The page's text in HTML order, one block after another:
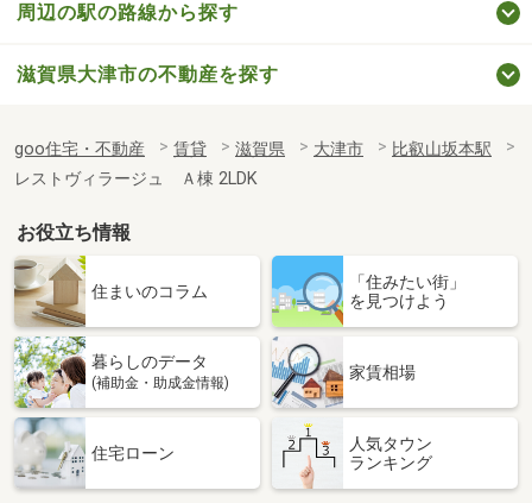
周辺の駅の路線から探す
滋賀県大津市の不動産を探す
goo住宅・不動産 賃貸 滋賀県 大津市
比叡山坂本駅
レストヴィラージュ Ａ棟 2LDK
お役立ち情報
住まいのコラム
「住みたい街」
を見つけよう
暮らしのデータ
(補助金・助成金情報)
家賃相場
住宅ローン
人気タウン
ランキング